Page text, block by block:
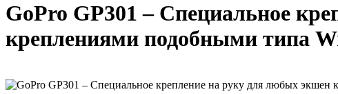
GoPro GP301 – Специальное
креплениями подобными типа